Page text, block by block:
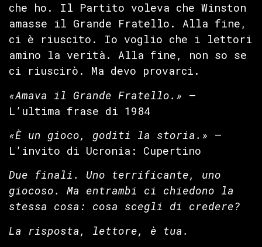
che ho. Il Partito voleva che Winston
amasse il Grande Fratello. Alla fine,
ci è riuscito. Io voglio che i lettori
amino la verità. Alla fine, non so se
ci riuscirò. Ma devo provarci.
«Amava il Grande Fratello.» —
L’ultima frase di 1984
«È un gioco, goditi la storia.» —
L’invito di Ucronia: Cupertino
Due finali. Uno terrificante, uno
giocoso. Ma entrambi ci chiedono la
stessa cosa: cosa scegli di credere?
La risposta, lettore, è tua.